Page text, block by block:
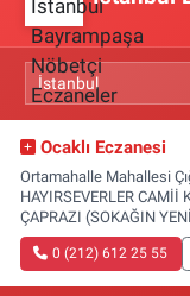
Ocaklı Eczanesi
Ortamahalle Mahallesi
HAYIRSEVERLER CAMİİ
ÇAPRAZI (SOKAĞIN
0 (212) 612 25 55